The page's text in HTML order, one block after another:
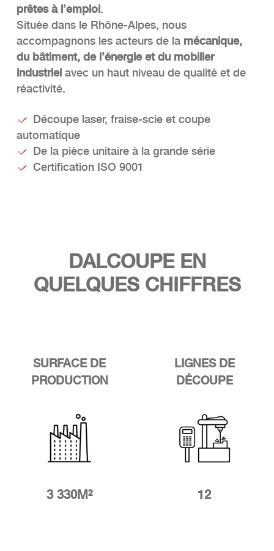
prêtes à l’emploi.
Située dans le Rhône-Alpes, nous
accompagnons les acteurs de la mécanique,
du bâtiment, de l’énergie et du mobilier
industriel avec un haut niveau de qualité et de
réactivité.
Découpe laser, fraise-scie et coupe
automatique
De la pièce unitaire à la grande série
Certification ISO 9001
DALCOUPE EN
QUELQUES CHIFFRES
SURFACE DE
PRODUCTION
3 330M²
LIGNES DE
DÉCOUPE
12